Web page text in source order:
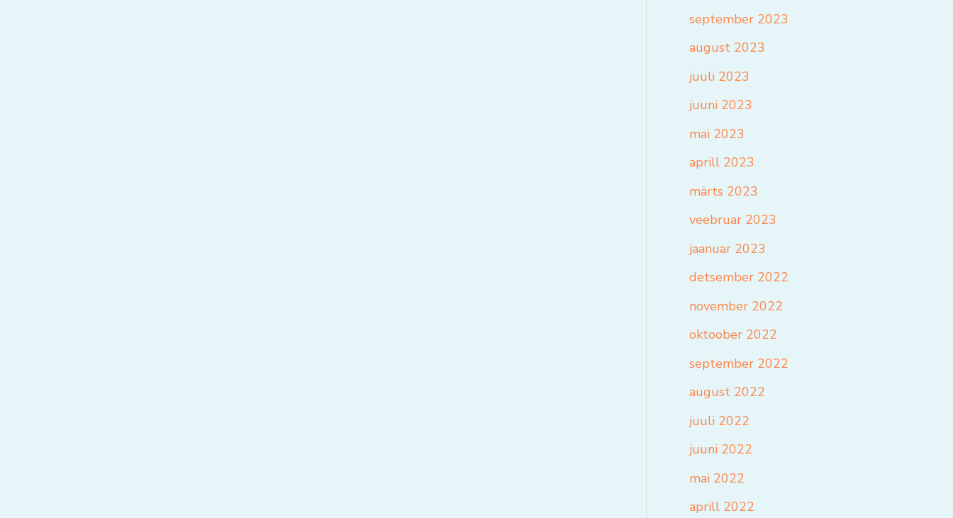
september 2023
august 2023
juuli 2023
juuni 2023
mai 2023
aprill 2023
märts 2023
veebruar 2023
jaanuar 2023
detsember 2022
november 2022
oktoober 2022
september 2022
august 2022
juuli 2022
juuni 2022
mai 2022
aprill 2022